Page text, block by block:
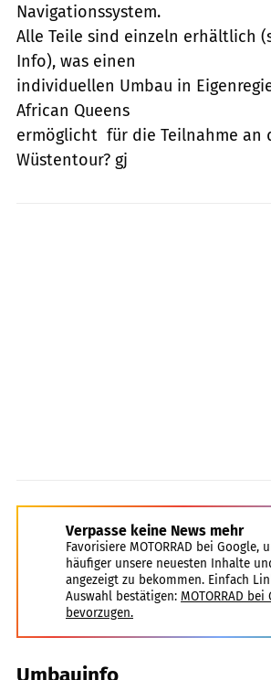
Navigationssystem.
Alle Teile sind einzeln erhältlich
Info), was einen
individuellen Umbau in
African Queens
ermöglicht  für die Teilnahme an
Wüstentour? gj
Verpasse keine News mehr
Favorisiere MOTORRAD bei Google,
häufiger unsere neuesten Inhalte
angezeigt zu bekommen. Einfach
Auswahl bestätigen: MOTORRAD bei
bevorzugen.
Umbauinfo